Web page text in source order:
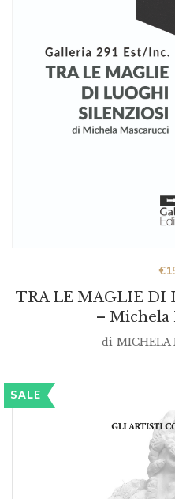
TRA LE MAGLIE DI
– Michela
€
di MICHELA
SALE